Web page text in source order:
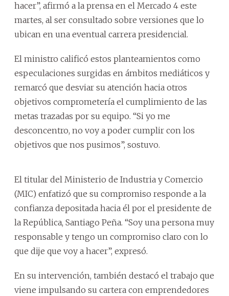
hacer”, afirmó a la prensa en el Mercado 4 este
martes, al ser consultado sobre versiones que lo
ubican en una eventual carrera presidencial.
El ministro calificó estos planteamientos como
especulaciones surgidas en ámbitos mediáticos y
remarcó que desviar su atención hacia otros
objetivos comprometería el cumplimiento de las
metas trazadas por su equipo. “Si yo me
desconcentro, no voy a poder cumplir con los
objetivos que nos pusimos”, sostuvo.
El titular del Ministerio de Industria y Comercio
(MIC) enfatizó que su compromiso responde a la
confianza depositada hacia él por el presidente de
la República, Santiago Peña. “Soy una persona muy
responsable y tengo un compromiso claro con lo
que dije que voy a hacer”, expresó.
En su intervención, también destacó el trabajo que
viene impulsando su cartera con emprendedores